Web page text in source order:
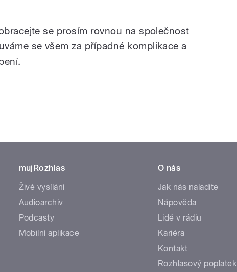
se prosím rovnou na společnost
se všem za případné komplikace a
mujRozhlas
Živé vysílání
Audioarchiv
Podcasty
Mobilní aplikace
O nás
Jak nás naladíte
Nápověda
Lidé v rádiu
Kariéra
Kontakt
Rozhlasový poplatek